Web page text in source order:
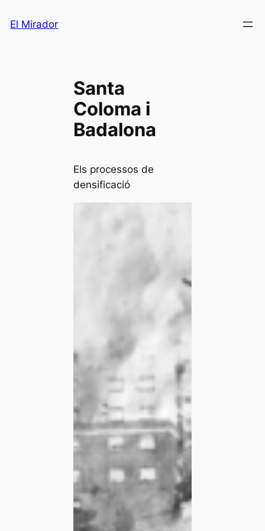
alEl Mirador
Santa
Coloma i
Badalona
Els processos de
densificació